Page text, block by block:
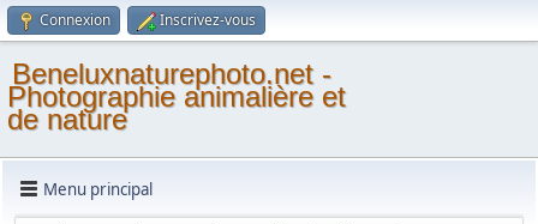
Connexion Inscrivez-vous
Beneluxnaturephoto.net -
Photographie animalière et
de nature
Menu principal